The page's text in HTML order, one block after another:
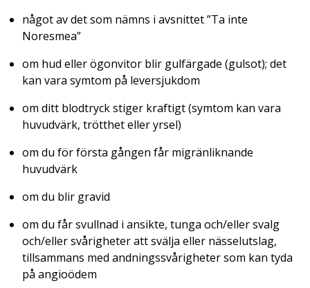
något av det som nämns i avsnittet ”Ta inte
Noresmea”
om hud eller ögonvitor blir gulfärgade (gulsot); det
kan vara symtom på leversjukdom
om ditt blodtryck stiger kraftigt (symtom kan vara
huvudvärk, trötthet eller yrsel)
om du för första gången får migränliknande
huvudvärk
om du blir gravid
om du får svullnad i ansikte, tunga och/eller svalg
och/eller svårigheter att svälja eller nässelutslag,
tillsammans med andningssvårigheter som kan tyda
på angioödem